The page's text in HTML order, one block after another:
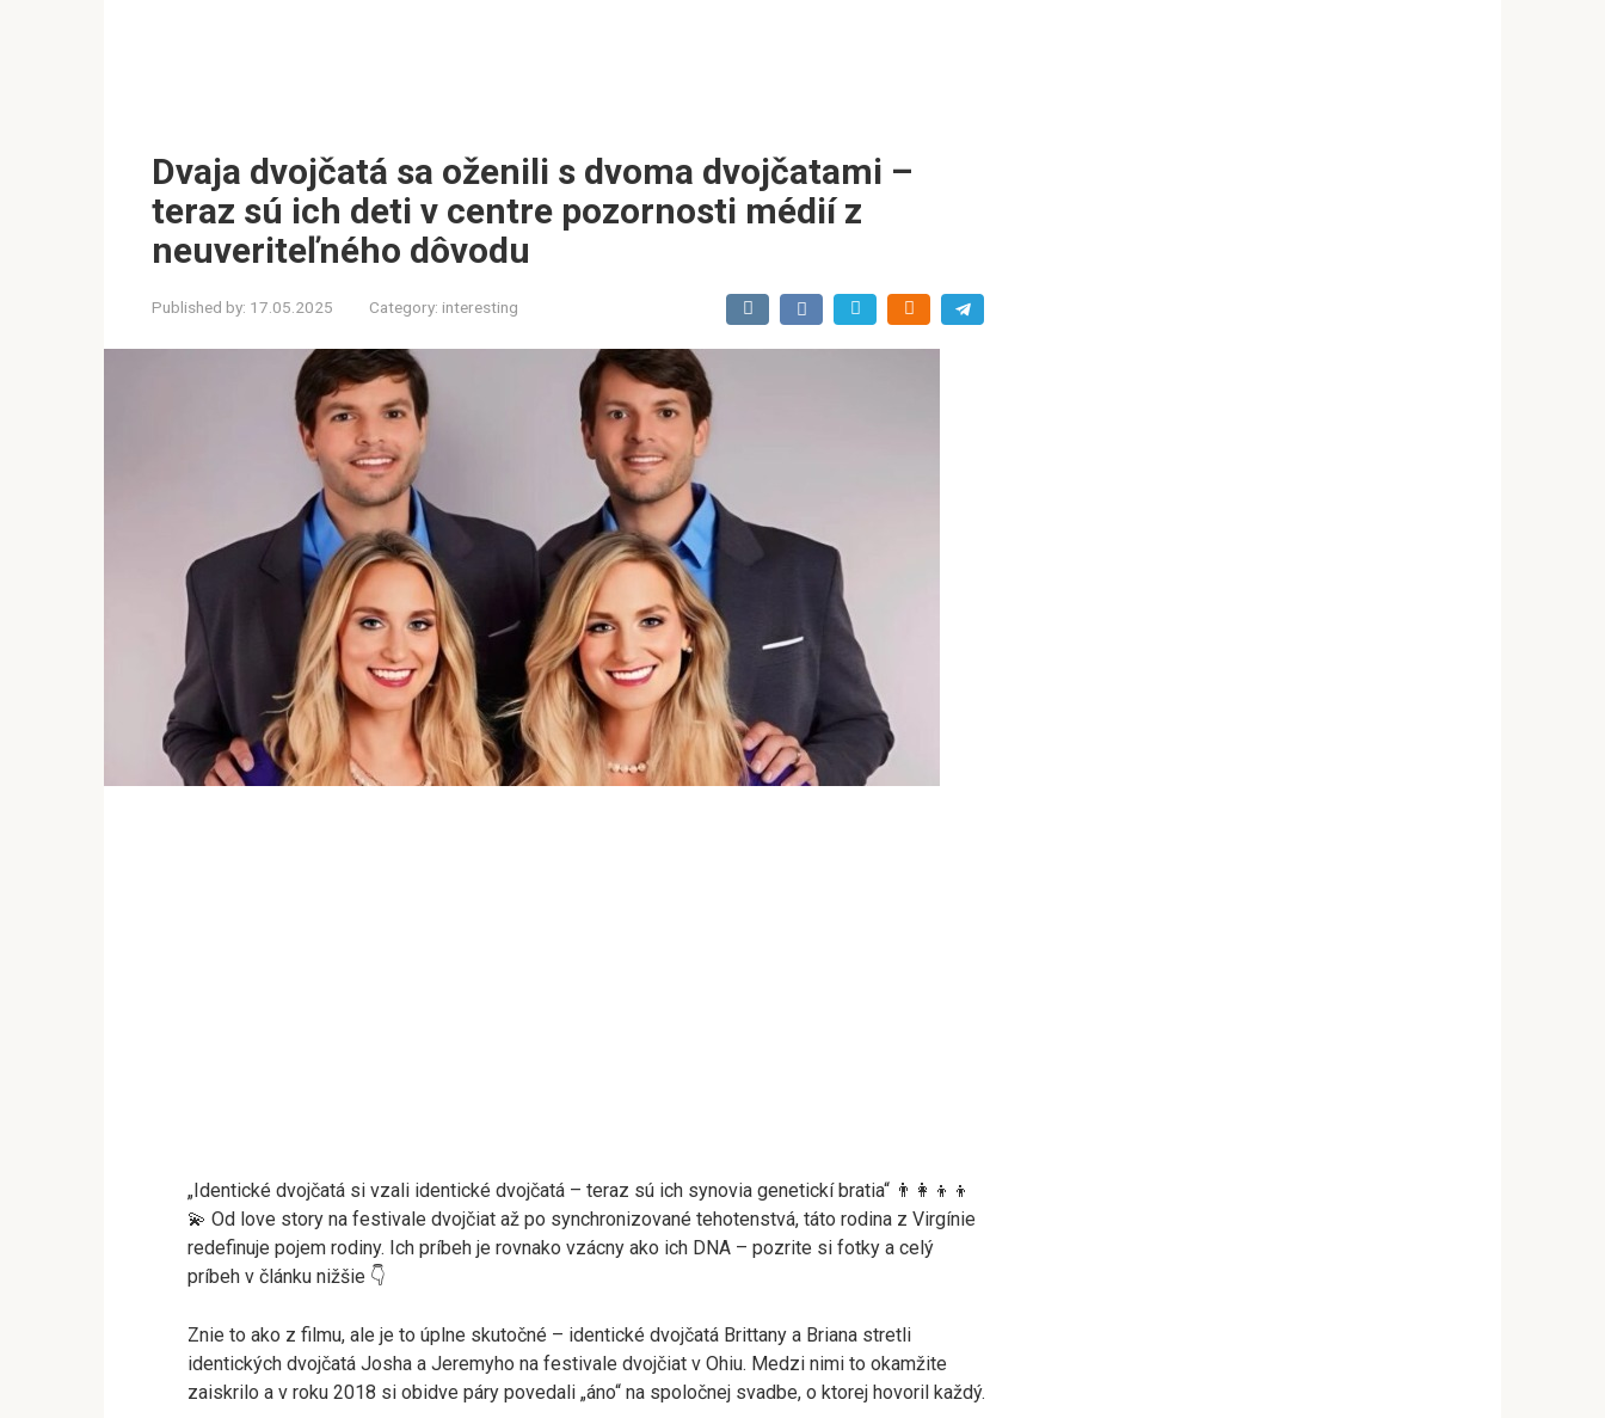
Dvaja dvojčatá sa oženili s dvoma dvojčatami –
teraz sú ich deti v centre pozornosti médií z
neuveriteľného dôvodu
Published by: 17.05.2025 Category: interesting
„Identické dvojčatá si vzali identické dvojčatá – teraz sú ich synovia genetickí bratia“ 👨‍👩‍👦‍👦
💫 Od love story na festivale dvojčiat až po synchronizované tehotenstvá, táto rodina z Virgínie
redefinuje pojem rodiny. Ich príbeh je rovnako vzácny ako ich DNA – pozrite si fotky a celý
príbeh v článku nižšie 👇
Znie to ako z filmu, ale je to úplne skutočné – identické dvojčatá Brittany a Briana stretli
identických dvojčatá Josha a Jeremyho na festivale dvojčiat v Ohiu. Medzi nimi to okamžite
zaiskrilo a v roku 2018 si obidve páry povedali „áno“ na spoločnej svadbe, o ktorej hovoril každý.